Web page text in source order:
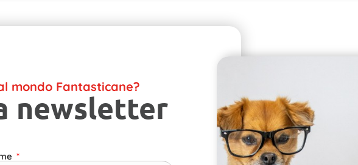
mondo Fantasticane?
newsletter